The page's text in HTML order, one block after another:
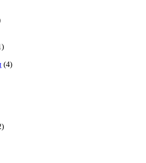
(4)